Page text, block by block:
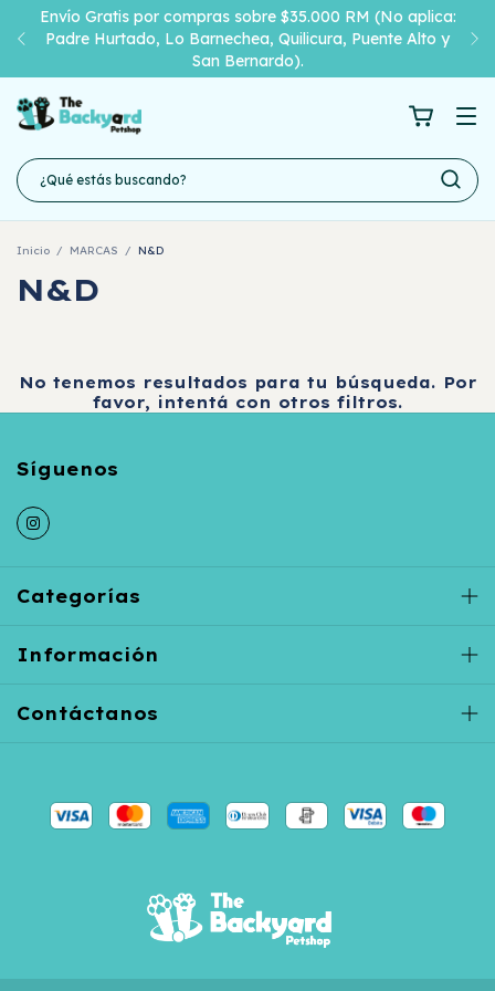
Envío Gratis por compras sobre $35.000 RM (No aplica:
Padre Hurtado, Lo Barnechea, Quilicura, Puente Alto y
San Bernardo).
Inicio / MARCAS / N&D
N&D
No tenemos resultados para tu búsqueda. Por
favor, intentá con otros filtros.
Categorías
Información
Contáctanos